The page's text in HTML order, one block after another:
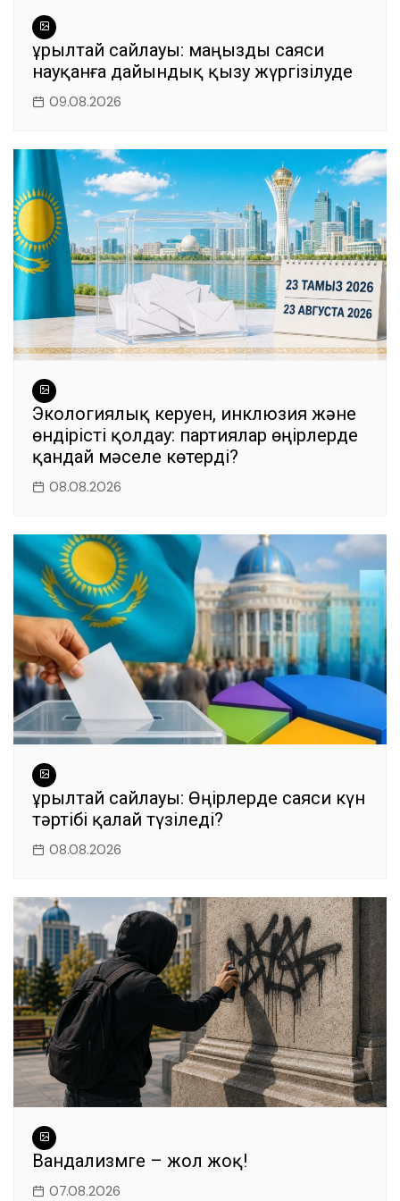
Құрылтай сайлауы: маңызды саяси
науқанға дайындық қызу жүргізілуде
09.08.2026
Экологиялық керуен, инклюзия және
өндірісті қолдау: партиялар өңірлерде
қандай мәселе көтерді?
08.08.2026
Құрылтай сайлауы: Өңірлерде саяси күн
тәртібі қалай түзіледі?
08.08.2026
Вандализмге – жол жоқ!
07.08.2026